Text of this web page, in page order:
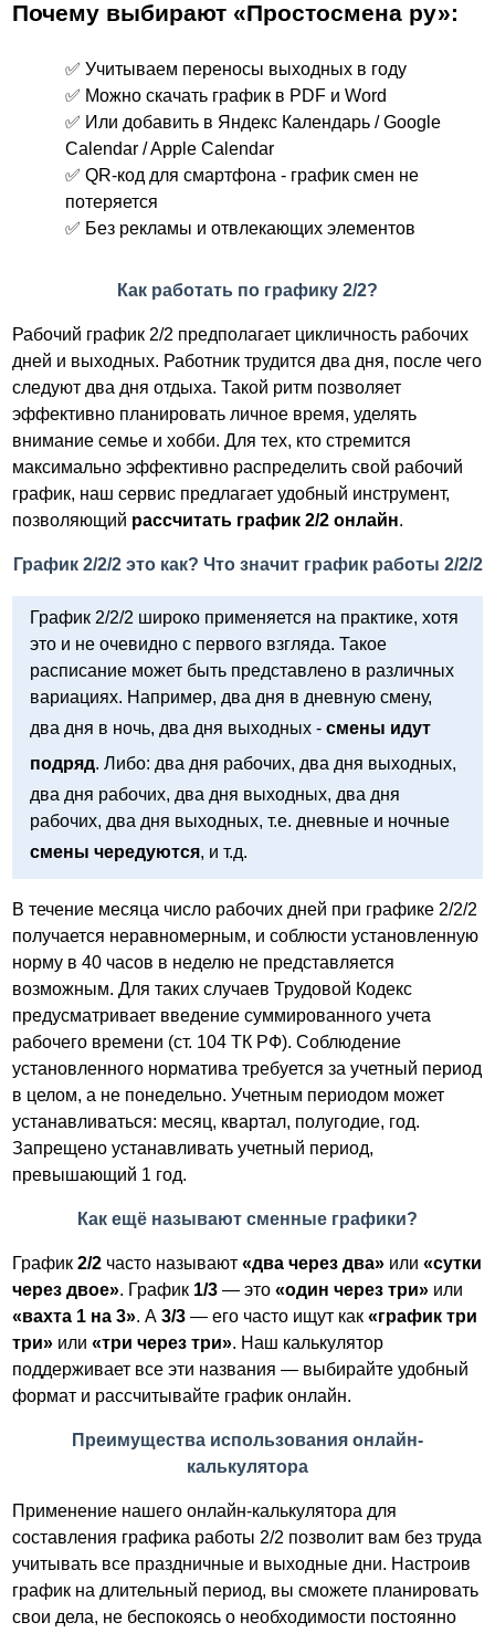
Почему выбирают «Простосмена ру»:
✅ Учитываем переносы выходных в году
✅ Можно скачать график в PDF и Word
✅ Или добавить в Яндекс Календарь / Google
Calendar / Apple Calendar
✅ QR-код для смартфона - график смен не
потеряется
✅ Без рекламы и отвлекающих элементов
Как работать по графику 2/2?
Рабочий график 2/2 предполагает цикличность рабочих
дней и выходных. Работник трудится два дня, после чего
следуют два дня отдыха. Такой ритм позволяет
эффективно планировать личное время, уделять
внимание семье и хобби. Для тех, кто стремится
максимально эффективно распределить свой рабочий
график, наш сервис предлагает удобный инструмент,
позволяющий рассчитать график 2/2 онлайн.
График 2/2/2 это как? Что значит график работы 2/2/2
График 2/2/2 широко применяется на практике, хотя
это и не очевидно с первого взгляда. Такое
расписание может быть представлено в различных
вариациях. Например, два дня в дневную смену,
два дня в ночь, два дня выходных -смены идут
подряд. Либо: два дня рабочих, два дня выходных,
два дня рабочих, два дня выходных, два дня
рабочих, два дня выходных, т.е. дневные и ночные
смены чередуются, и т.д.
В течение месяца число рабочих дней при графике 2/2/2
получается неравномерным, и соблюсти установленную
норму в 40 часов в неделю не представляется
возможным. Для таких случаев Трудовой Кодекс
предусматривает введение суммированного учета
рабочего времени (ст. 104 ТК РФ). Соблюдение
установленного норматива требуется за учетный период
в целом, а не понедельно. Учетным периодом может
устанавливаться: месяц, квартал, полугодие, год.
Запрещено устанавливать учетный период,
превышающий 1 год.
Как ещё называют сменные графики?
График2/2 часто называют«два через два» или«сутки
через двое». График 1/3 — это«один через три» или
«вахта 1 на 3». А3/3 — его часто ищут как«график три
три» или«три через три». Наш калькулятор
поддерживает все эти названия — выбирайте удобный
формат и рассчитывайте график онлайн.
Преимущества использования онлайн-
калькулятора
Применение нашего онлайн-калькулятора для
составления графика работы 2/2 позволит вам без труда
учитывать все праздничные и выходные дни. Настроив
график на длительный период, вы сможете планировать
свои дела, не беспокоясь о необходимости постоянно